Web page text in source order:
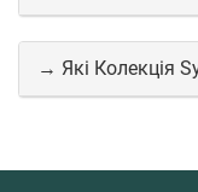
→ Які Колекція